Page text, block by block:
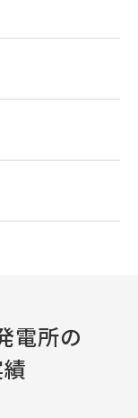
電所の